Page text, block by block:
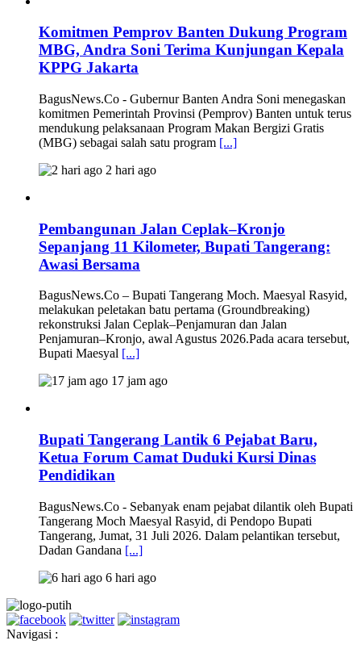
Komitmen Pemprov Banten Dukung Program
MBG, Andra Soni Terima Kunjungan Kepala
KPPG Jakarta
BagusNews.Co - Gubernur Banten Andra Soni menegaskan
komitmen Pemerintah Provinsi (Pemprov) Banten untuk terus
mendukung pelaksanaan Program Makan Bergizi Gratis
(MBG) sebagai salah satu program [...]
2 hari ago
Pembangunan Jalan Ceplak–Kronjo
Sepanjang 11 Kilometer, Bupati Tangerang:
Awasi Bersama
BagusNews.Co – Bupati Tangerang Moch. Maesyal Rasyid,
melakukan peletakan batu pertama (Groundbreaking)
rekonstruksi Jalan Ceplak–Penjamuran dan Jalan
Penjamuran–Kronjo, awal Agustus 2026.Pada acara tersebut,
Bupati Maesyal [...]
17 jam ago
Bupati Tangerang Lantik 6 Pejabat Baru,
Ketua Forum Camat Duduki Kursi Dinas
Pendidikan
BagusNews.Co - Sebanyak enam pejabat dilantik oleh Bupati
Tangerang Moch Maesyal Rasyid, di Pendopo Bupati
Tangerang, Jumat, 31 Juli 2026. Dalam pelantikan tersebut,
Dadan Gandana [...]
6 hari ago
Navigasi :